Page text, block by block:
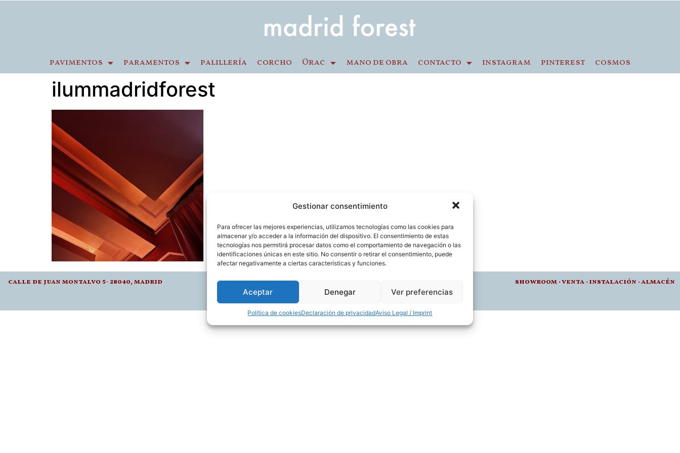
Gestionar consentimiento
Para ofrecer las mejores experiencias, utilizamos tecnologías como las cookies para
almacenar y/o acceder a la información del dispositivo. El consentimiento de estas
tecnologías nos permitirá procesar datos como el comportamiento de navegación o las
identificaciones únicas en este sitio. No consentir o retirar el consentimiento, puede
afectar negativamente a ciertas características y funciones.
Aceptar Denegar Ver preferencias
Política de cookiesDeclaración de privacidadAviso Legal / Imprint
pavimentos paramentos palillería corcho Orac mano de obra contacto instagram pinterest cosmos
ilummadridforest
calle de juan montalvo 5- 28040, madrid l-v: 8.30-14 / 15-18h
info@madridforest.es
showroom ·venta · instalación · almacén